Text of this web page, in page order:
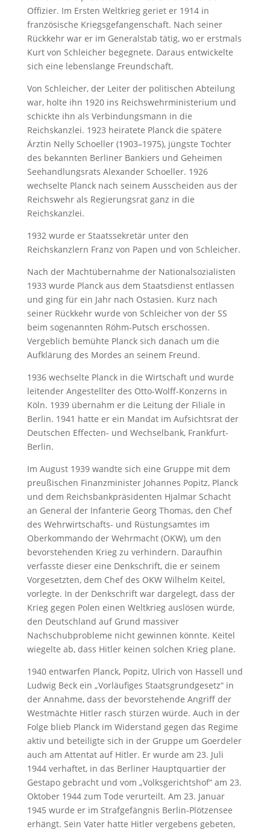
Offizier. Im Ersten Weltkrieg geriet er 1914 in
französische Kriegsgefangenschaft. Nach seiner
Rückkehr war er im Generalstab tätig, wo er erstmals
Kurt von Schleicher begegnete. Daraus entwickelte
sich eine lebenslange Freundschaft.
Von Schleicher, der Leiter der politischen Abteilung
war, holte ihn 1920 ins Reichswehrministerium und
schickte ihn als Verbindungsmann in die
Reichskanzlei. 1923 heiratete Planck die spätere
Ärztin Nelly Schoeller (1903–1975), jüngste Tochter
des bekannten Berliner Bankiers und Geheimen
Seehandlungsrats Alexander Schoeller. 1926
wechselte Planck nach seinem Ausscheiden aus der
Reichswehr als Regierungsrat ganz in die
Reichskanzlei.
1932 wurde er Staatssekretär unter den
Reichskanzlern Franz von Papen und von Schleicher.
Nach der Machtübernahme der Nationalsozialisten
1933 wurde Planck aus dem Staatsdienst entlassen
und ging für ein Jahr nach Ostasien. Kurz nach
seiner Rückkehr wurde von Schleicher von der SS
beim sogenannten Röhm-Putsch erschossen.
Vergeblich bemühte Planck sich danach um die
Aufklärung des Mordes an seinem Freund.
1936 wechselte Planck in die Wirtschaft und wurde
leitender Angestellter des Otto-Wolff-Konzerns in
Köln. 1939 übernahm er die Leitung der Filiale in
Berlin. 1941 hatte er ein Mandat im Aufsichtsrat der
Deutschen Effecten- und Wechselbank, Frankfurt-
Berlin.
Im August 1939 wandte sich eine Gruppe mit dem
preußischen Finanzminister Johannes Popitz, Planck
und dem Reichsbankpräsidenten Hjalmar Schacht
an General der Infanterie Georg Thomas, den Chef
des Wehrwirtschafts- und Rüstungsamtes im
Oberkommando der Wehrmacht (OKW), um den
bevorstehenden Krieg zu verhindern. Daraufhin
verfasste dieser eine Denkschrift, die er seinem
Vorgesetzten, dem Chef des OKW Wilhelm Keitel,
vorlegte. In der Denkschrift war dargelegt, dass der
Krieg gegen Polen einen Weltkrieg auslösen würde,
den Deutschland auf Grund massiver
Nachschubprobleme nicht gewinnen könnte. Keitel
wiegelte ab, dass Hitler keinen solchen Krieg plane.
1940 entwarfen Planck, Popitz, Ulrich von Hassell und
Ludwig Beck ein „Vorläufiges Staatsgrundgesetz“ in
der Annahme, dass der bevorstehende Angriff der
Westmächte Hitler rasch stürzen würde. Auch in der
Folge blieb Planck im Widerstand gegen das Regime
aktiv und beteiligte sich in der Gruppe um Goerdeler
auch am Attentat auf Hitler. Er wurde am 23. Juli
1944 verhaftet, in das Berliner Hauptquartier der
Gestapo gebracht und vom „Volksgerichtshof“ am 23.
Oktober 1944 zum Tode verurteilt. Am 23. Januar
1945 wurde er im Strafgefängnis Berlin-Plötzensee
erhängt. Sein Vater hatte Hitler vergebens gebeten,